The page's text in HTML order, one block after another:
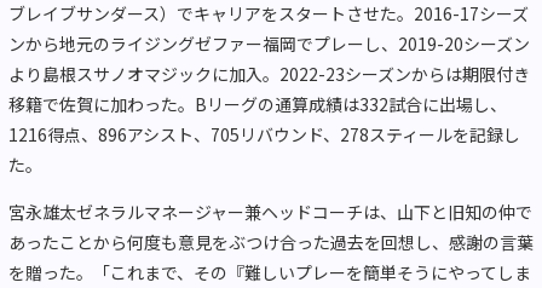
ブレイブサンダース）でキャリアをスタートさせた。2016-17シーズ
ンから地元のライジングゼファー福岡でプレーし、2019-20シーズン
より島根スサノオマジックに加入。2022-23シーズンからは期限付き
移籍で佐賀に加わった。Bリーグの通算成績は332試合に出場し、
1216得点、896アシスト、705リバウンド、278スティールを記録し
た。
宮永雄太ゼネラルマネージャー兼ヘッドコーチは、山下と旧知の仲で
あったことから何度も意見をぶつけ合った過去を回想し、感謝の言葉
を贈った。「これまで、その『難しいプレーを簡単そうにやってしま